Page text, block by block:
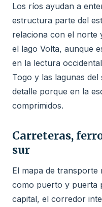
Los ríos ayudan a
estructura parte del
relaciona con el norte
el lago Volta, aunque
en la lectura
Togo y las lagunas
detalle porque en la
comprimidos.
Carreteras,
sur
El mapa de transporte
como puerto y puerta
capital, el corredor